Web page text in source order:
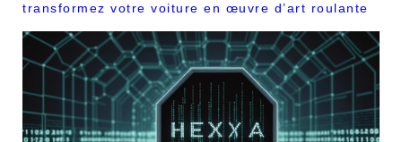
transformez votre voiture en œuvre d’art roulante